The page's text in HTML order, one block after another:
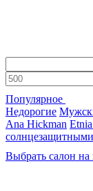
Популярное
Недорогие
Ana Hickman
Выбрать салон на